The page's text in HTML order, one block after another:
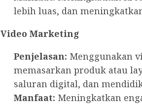
lebih luas, dan
Video Marketing
Penjelasan: Menggunakan
memasarkan produk atau
saluran digital, dan
Manfaat: Meningkatkan